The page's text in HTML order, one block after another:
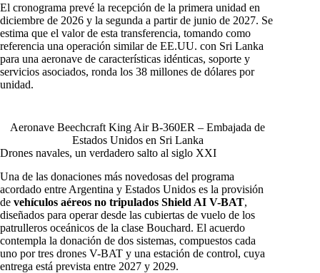
El cronograma prevé la recepción de la primera unidad en
diciembre de 2026 y la segunda a partir de junio de 2027. Se
estima que el valor de esta transferencia, tomando como
referencia una operación similar de EE.UU. con Sri Lanka
para una aeronave de características idénticas, soporte y
servicios asociados, ronda los 38 millones de dólares por
unidad.
Aeronave Beechcraft King Air B-360ER – Embajada de
Estados Unidos en Sri Lanka
Drones navales, un verdadero salto al siglo XXI
Una de las donaciones más novedosas del programa
acordado entre Argentina y Estados Unidos es la provisión
de vehículos aéreos no tripulados Shield AI V-BAT,
diseñados para operar desde las cubiertas de vuelo de los
patrulleros oceánicos de la clase Bouchard. El acuerdo
contempla la donación de dos sistemas, compuestos cada
uno por tres drones V-BAT y una estación de control, cuya
entrega está prevista entre 2027 y 2029.